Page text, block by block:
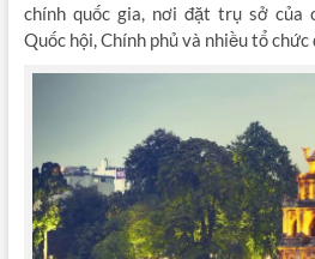
chính quốc gia, nơi đặt trụ sở của
Quốc hội, Chính phủ và nhiều tổ chức